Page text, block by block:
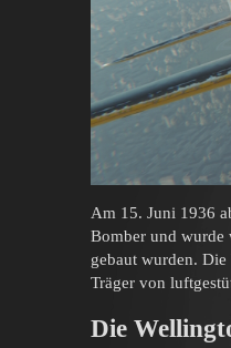
Am 15. Juni 1936
Bomber und wurde
gebaut wurden.
Träger von
Die